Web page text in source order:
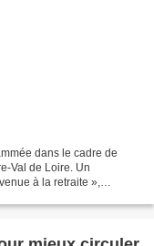
dans le cadre de
Val de Loire. Un
à la retraite »,